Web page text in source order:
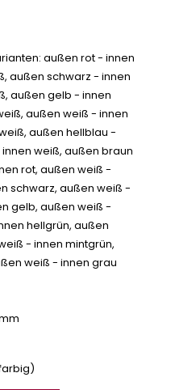
außen rot - innen
außen schwarz - innen
außen gelb - innen
außen weiß - innen
außen hellblau -
weiß, außen braun
rot, außen weiß -
schwarz, außen weiß -
gelb, außen weiß -
hellgrün, außen
- innen mintgrün,
weiß - innen grau